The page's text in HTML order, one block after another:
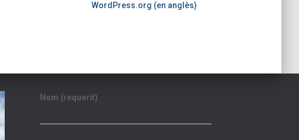
WordPress.org (en anglès)
Nom (requerit)